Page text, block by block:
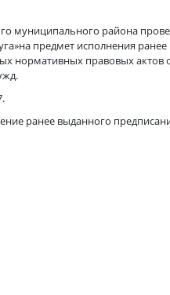
муниципального района
на предмет исполнения
нормативных правовых актов
.
ранее выданного